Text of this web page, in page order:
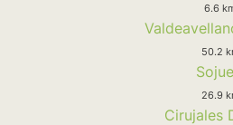
6.6
50.2
26.9
Cirujales